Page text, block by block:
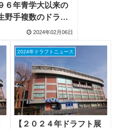
６年青学大以来の
野手複数のドラフ
指名目指す2024年02月06日
2024年ドラフトニュース
【２０２４年ドラフト展